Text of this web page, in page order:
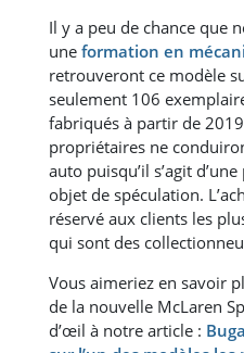
Il y a peu de chance que
une formation en
retrouveront ce modèle
seulement 106
fabriqués à partir de
propriétaires ne
auto puisqu’il s’agit
objet de spéculation.
réservé aux clients les
qui sont des
Vous aimeriez en savoir
de la nouvelle McLaren
d’œil à notre article :